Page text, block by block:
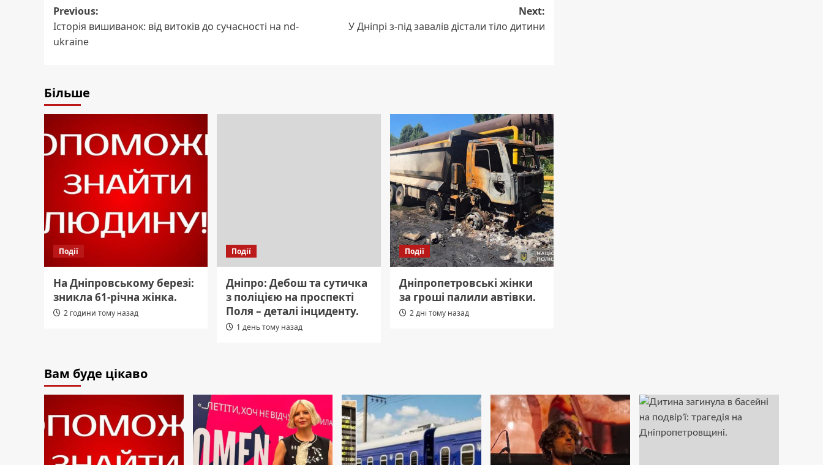
Post
navigation
Previous:
Історія вишиванок: від витоків до сучасності на nd-
ukraine
Next:
У Дніпрі з-під завалів дістали тіло дитини
Більше
Події
На Дніпровському березі:
зникла 61-річна жінка.
2 години тому назад
Події
Дніпро: Дебош та сутичка
з поліцією на проспекті
Поля – деталі інциденту.
1 день тому назад
Події
Дніпропетровські жінки
за гроші палили автівки.
2 дні тому назад
Вам буде цікаво